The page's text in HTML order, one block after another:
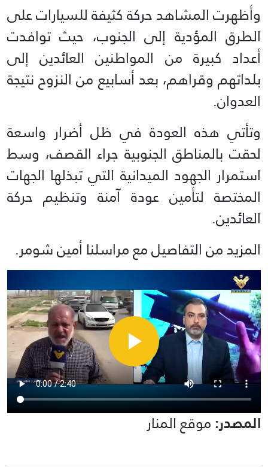
وأظهرت المشاهد حركة كثيفة للسيارات على
الطرق المؤدية إلى الجنوب، حيث توافدت
أعداد كبيرة من المواطنين العائدين إلى
بلداتهم وقراهم، بعد أسابيع من النزوح نتيجة
العدوان.
وتأتي هذه العودة في ظل أضرار واسعة
لحقت بالمناطق الجنوبية جراء القصف، وسط
استمرار الجهود الميدانية التي تبذلها الجهات
المختصة لتأمين عودة آمنة وتنظيم حركة
العائدين.
المزيد من التفاصيل مع مراسلنا أمين شومر.
المصدر:موقع المنار